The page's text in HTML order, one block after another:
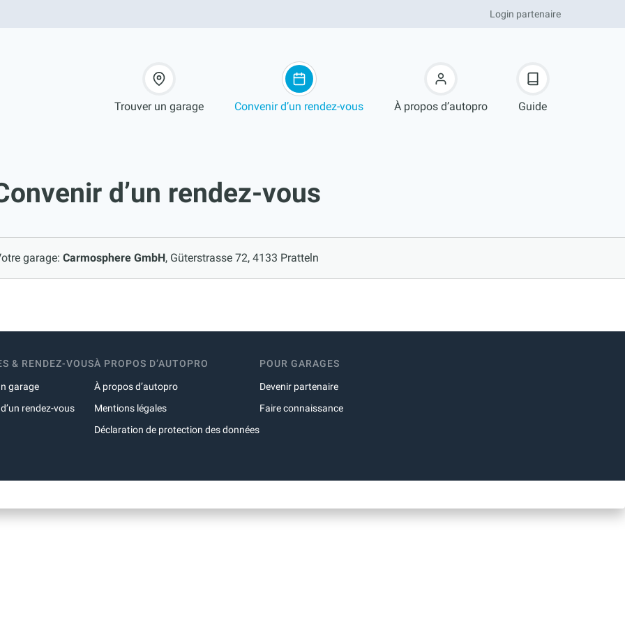
Login partenaire
Trouver un garage Convenir d’un rendez-vous À propos d’autopro Guide
d’un rendez-vous
garage: Carmosphere GmbH Güterstrasse 72, 4133 Pratteln
& RENDEZ-VOUS
garage
rendez-vous
À PROPOS D’AUTOPRO
À propos d’autopro
Mentions légales
Déclaration de protection des données
POUR GARAGES
Devenir partenaire
Faire connaissance